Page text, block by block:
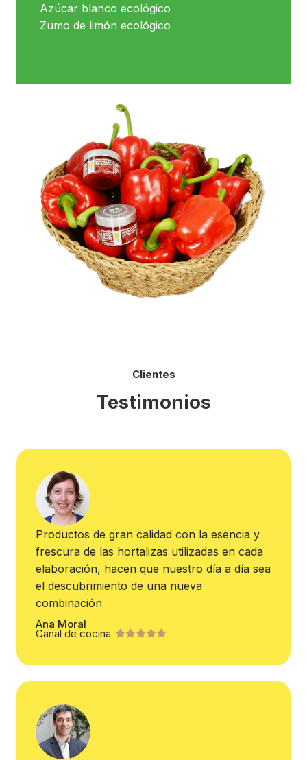
Azúcar blanco ecológico
Zumo de limón ecológico
Clientes
Testimonios
Productos de gran calidad con la esencia y
frescura de las hortalizas utilizadas en cada
elaboración, hacen que nuestro día a día sea
el descubrimiento de una nueva
combinación
Ana Moral
Canal de cocina